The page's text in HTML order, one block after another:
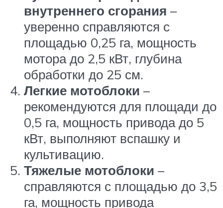
внутреннего сгорания –
уверенно справляются с
площадью 0,25 га, мощность
мотора до 2,5 кВт, глубина
обработки до 25 см.
Легкие мотоблоки –
рекомендуются для площади до
0,5 га, мощность привода до 5
кВт, выполняют вспашку и
культивацию.
Тяжелые мотоблоки –
справляются с площадью до 3,5
га, мощность привода